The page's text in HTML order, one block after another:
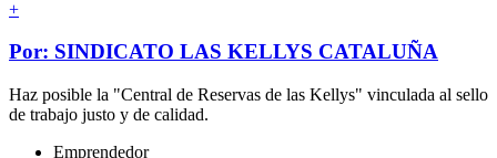
+
Por: SINDICATO LAS KELLYS CATALUÑA
Haz posible la "Central de Reservas de las Kellys" vinculada al sello
de trabajo justo y de calidad.
Emprendedor